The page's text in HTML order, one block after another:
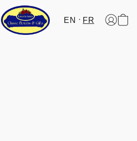
EN FR